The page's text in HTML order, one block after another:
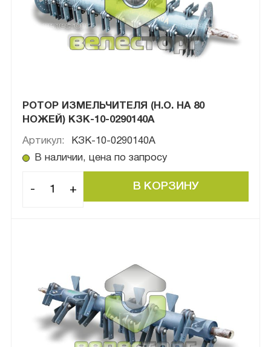
РОТОР ИЗМЕЛЬЧИТЕЛЯ (Н.О. НА 80
НОЖЕЙ) КЗК-10-0290140А
Артикул:
КЗК-10-0290140А
В наличии, цена по запросу
- +